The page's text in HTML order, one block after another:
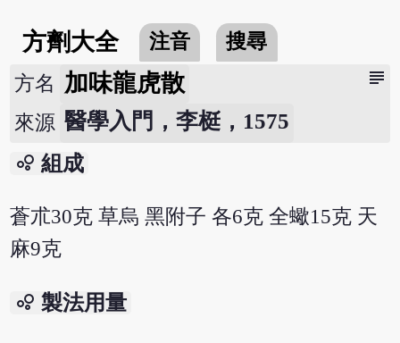
方劑大全 注音 搜尋
subject
方名 加味龍虎散
來源 醫學入門，李梃，1575
bubble_chart 組成
蒼朮30克 草烏 黑附子 各6克 全蠍15克 天
麻9克
bubble_chart 製法用量